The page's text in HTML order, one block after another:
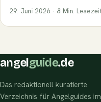
29. Juni 2026 · 8 Min.
angelguide.de
Das redaktionell kuratierte
Verzeichnis für Angelguides im